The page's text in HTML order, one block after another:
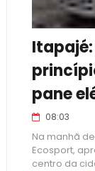
pane
08:03
Na manhã
Ecosport,
centro da